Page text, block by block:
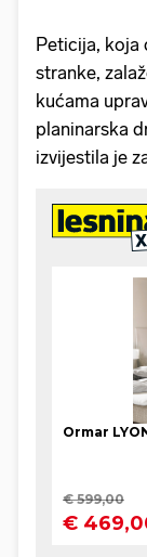
Peticija, koja
stranke,
kućama
planinarska
izvijestila je